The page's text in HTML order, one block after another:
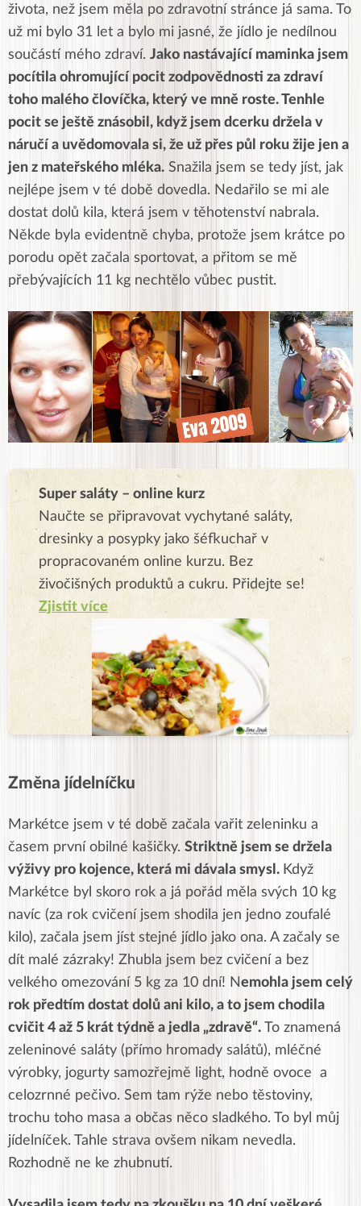
života, než jsem měla po zdravotní stránce já sama. To
už mi bylo 31 let a bylo mi jasné, že jídlo je nedílnou
součástí mého zdraví. Jako nastávající maminka jsem
pocítila ohromující pocit zodpovědnosti za zdraví
toho malého človíčka, který ve mně roste. Tenhle
pocit se ještě znásobil, když jsem dcerku držela v
náručí a uvědomovala si, že už přes půl roku žije jen a
jen z mateřského mléka. Snažila jsem se tedy jíst, jak
nejlépe jsem v té době dovedla. Nedařilo se mi ale
dostat dolů kila, která jsem v těhotenství nabrala.
Někde byla evidentně chyba, protože jsem krátce po
porodu opět začala sportovat, a přitom se mě
přebývajících 11 kg nechtělo vůbec pustit.
Super saláty – online kurz
Naučte se připravovat vychytané saláty,
dresinky a posypky jako šéfkuchař v
propracovaném online kurzu. Bez
živočišných produktů a cukru. Přidejte se!
Zjistit více
Změna jídelníčku
Markétce jsem v té době začala vařit zeleninku a
časem první obilné kašičky. Striktně jsem se držela
výživy pro kojence, která mi dávala smysl. Když
Markétce byl skoro rok a já pořád měla svých 10 kg
navíc (za rok cvičení jsem shodila jen jedno zoufalé
kilo), začala jsem jíst stejné jídlo jako ona. A začaly se
dít malé zázraky! Zhubla jsem bez cvičení a bez
velkého omezování 5 kg za 10 dní! Nemohla jsem celý
rok předtím dostat dolů ani kilo, a to jsem chodila
cvičit 4 až 5 krát týdně a jedla „zdravě“. To znamená
zeleninové saláty (přímo hromady salátů), mléčné
výrobky, jogurty samozřejmě light, hodně ovoce a
celozrnné pečivo. Sem tam rýže nebo těstoviny,
trochu toho masa a občas něco sladkého. To byl můj
jídelníček. Tahle strava ovšem nikam nevedla.
Rozhodně ne ke zhubnutí.